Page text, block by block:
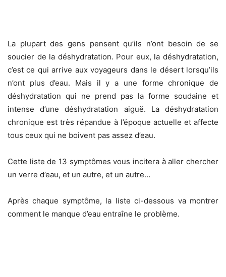
La plupart des gens pensent qu’ils n’ont besoin de se
soucier de la déshydratation. Pour eux, la déshydratation,
c’est ce qui arrive aux voyageurs dans le désert lorsqu’ils
n’ont plus d’eau. Mais il y a une forme chronique de
déshydratation qui ne prend pas la forme soudaine et
intense d’une déshydratation aiguë. La déshydratation
chronique est très répandue à l’époque actuelle et affecte
tous ceux qui ne boivent pas assez d’eau.
Cette liste de 13 symptômes vous incitera à aller chercher
un verre d’eau, et un autre, et un autre…
Après chaque symptôme, la liste ci-dessous va montrer
comment le manque d’eau entraîne le problème.